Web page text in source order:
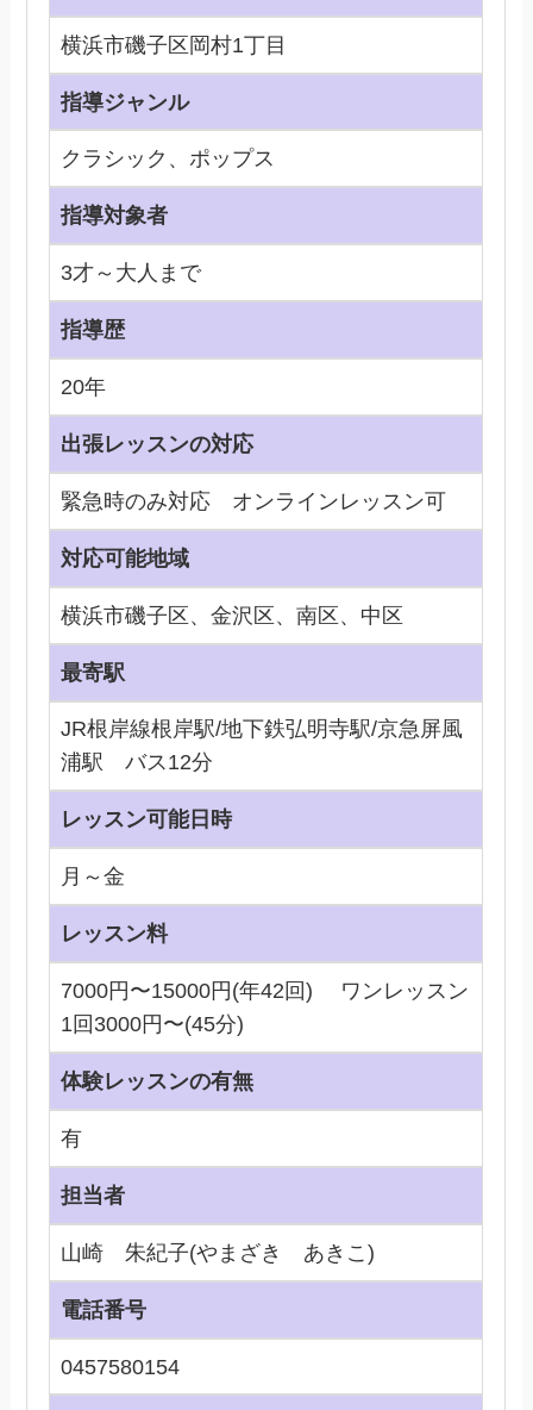
横浜市磯子区岡村1丁目
指導ジャンル
クラシック、ポップス
指導対象者
3才～大人まで
指導歴
20年
出張レッスンの対応
緊急時のみ対応 オンラインレッスン可
対応可能地域
横浜市磯子区、金沢区、南区、中区
最寄駅
JR根岸線根岸駅/地下鉄弘明寺駅/京急屏風
浦駅 バス12分
レッスン可能日時
月～金
レッスン料
7000円〜15000円(年42回) ワンレッスン
1回3000円〜(45分)
体験レッスンの有無
有
担当者
山崎 朱紀子(やまざき あきこ)
電話番号
0457580154